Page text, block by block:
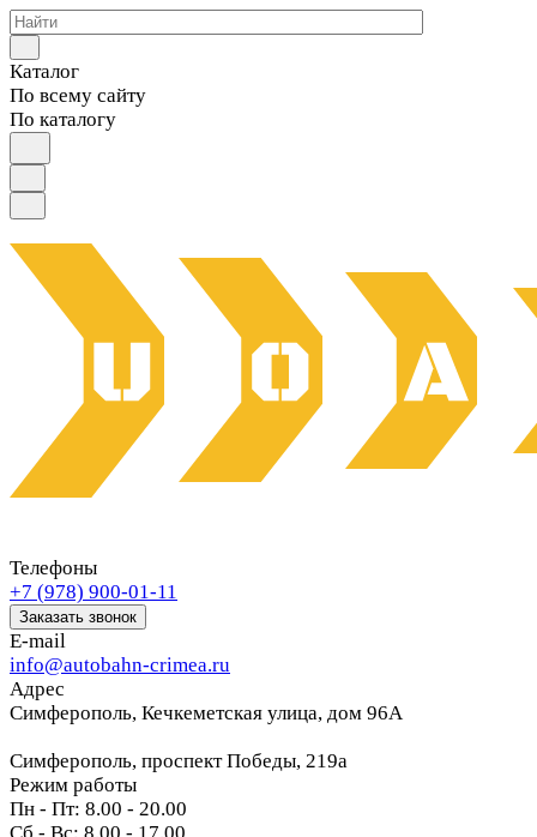
Каталог
По всему сайту
По каталогу
Телефоны
+7 (978) 900-01-11
Заказать звонок
E-mail
info@autobahn-crimea.ru
Адрес
Симферополь, Кечкеметская улица, дом 96А
Симферополь, проспект Победы, 219а
Режим работы
Пн - Пт: 8.00 - 20.00